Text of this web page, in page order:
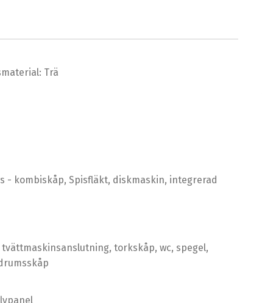
Trä
- kombiskåp, Spisfläkt, diskmaskin, integrerad
torkskåp, wc, spegel,